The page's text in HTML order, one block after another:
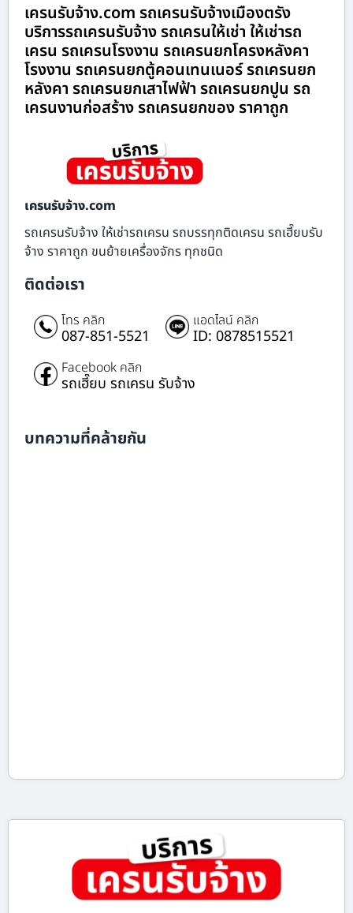
เครนรับจ้าง.com รถเครนรับจ้างเมืองตรัง
บริการรถเครนรับจ้าง รถเครนให้เช่า ให้เช่ารถ
เครน รถเครนโรงงาน รถเครนยกโครงหลังคา
โรงงาน รถเครนยกตู้คอนเทนเนอร์ รถเครนยก
หลังคา รถเครนยกเสาไฟฟ้า รถเครนยกปูน รถ
เครนงานก่อสร้าง รถเครนยกของ ราคาถูก
เครนรับจ้าง.com
รถเครนรับจ้าง ให้เช่ารถเครน รถบรรทุกติดเครน รถเฮี๊ยบรับ
จ้าง ราคาถูก ขนย้ายเครื่องจักร ทุกชนิด
ติดต่อเรา
โทร คลิก
087-851-5521
แอดไลน์ คลิก
ID: 0878515521
Facebook คลิก
รถเฮี๊ยบ รถเครน รับจ้าง
บทความที่คล้ายกัน